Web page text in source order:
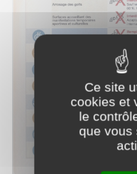
Ce site
cookies et
le
que vous